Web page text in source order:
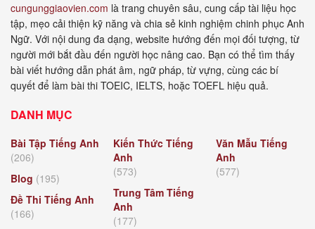
cungunggiaovien.com là trang chuyên sâu, cung cấp tài liệu học
tập, mẹo cải thiện kỹ năng và chia sẻ kinh nghiệm chinh phục Anh
Ngữ. Với nội dung đa dạng, website hướng đến mọi đối tượng, từ
người mới bắt đầu đến người học nâng cao. Bạn có thể tìm thấy
bài viết hướng dẫn phát âm, ngữ pháp, từ vựng, cùng các bí
quyết để làm bài thi TOEIC, IELTS, hoặc TOEFL hiệu quả.
DANH MỤC
Bài Tập Tiếng Anh
(206)
Blog (195)
Đề Thi Tiếng Anh
(166)
Kiến Thức Tiếng
Anh
(573)
Trung Tâm Tiếng
Anh
(177)
Văn Mẫu Tiếng
Anh
(577)